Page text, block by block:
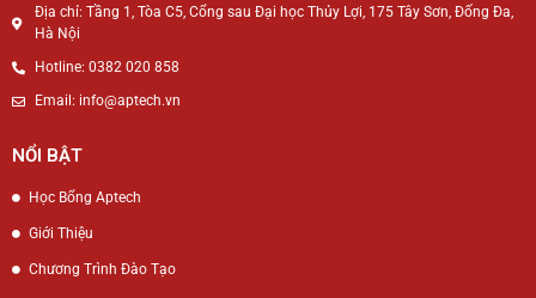
Địa chỉ: Tầng 1, Tòa C5, Cổng sau Đại học Thủy Lợi, 175 Tây Sơn, Đống Đa,
Hà Nội
Hotline: 0382 020 858
Email: info@aptech.vn
NỔI BẬT
Học Bổng Aptech
Giới Thiệu
Chương Trình Đào Tạo